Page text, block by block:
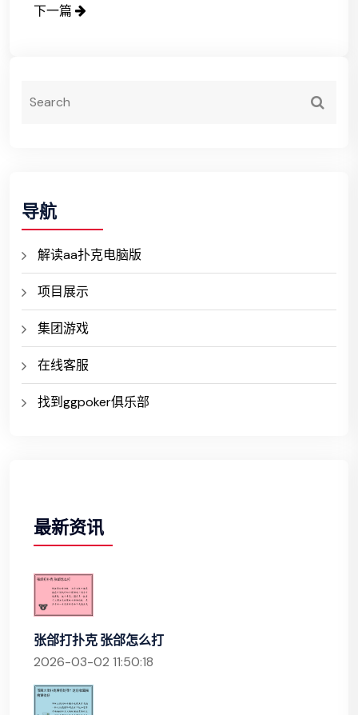
下一篇
导航
解读aa扑克电脑版
项目展示
集团游戏
在线客服
找到ggpoker俱乐部
最新资讯
张郃打扑克 张郃怎么打
2026-03-02 11:50:18